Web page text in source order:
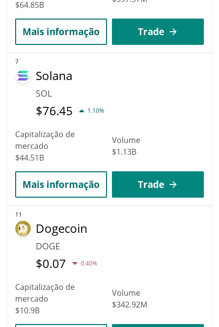
$64.85B
Mais informação Trade
7
Solana
SOL
$76.45 1.10%
Capitalização de
mercado
$44.51B
Volume
$1.13B
Mais informação Trade
11
Dogecoin
DOGE
$0.07 0.40%
Capitalização de
mercado
$10.9B
Volume
$342.92M